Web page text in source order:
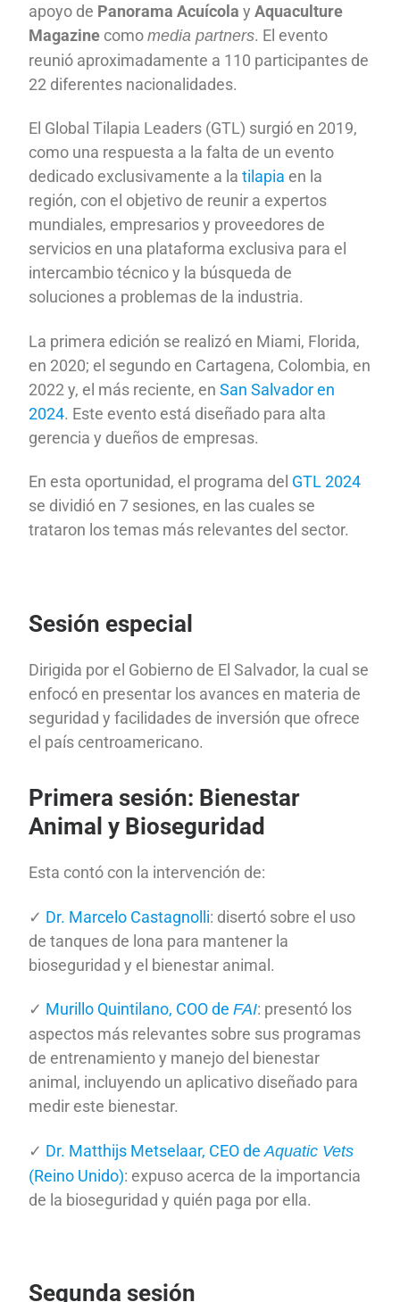
apoyo de Panorama AcuícolayAquaculture
Magazine comomedia partners. El evento
reunió aproximadamente a 110 participantes de
22 diferentes nacionalidades.
El Global Tilapia Leaders (GTL) surgió en 2019,
como una respuesta a la falta de un evento
dedicado exclusivamente a latilapia en la
región, con el objetivo de reunir a expertos
mundiales, empresarios y proveedores de
servicios en una plataforma exclusiva para el
intercambio técnico y la búsqueda de
soluciones a problemas de la industria.
La primera edición se realizó en Miami, Florida,
en 2020; el segundo en Cartagena, Colombia, en
2022 y, el más reciente, enSan Salvador en
2024. Este evento está diseñado para alta
gerencia y dueños de empresas.
En esta oportunidad, el programa del GTL 2024
se dividió en 7 sesiones, en las cuales se
trataron los temas más relevantes del sector.
Sesión especial
Dirigida por el Gobierno de El Salvador, la cual se
enfocó en presentar los avances en materia de
seguridad y facilidades de inversión que ofrece
el país centroamericano.
Primera sesión: Bienestar
Animal y Bioseguridad
Esta contó con la intervención de:
✓ Dr. Marcelo Castagnolli: disertó sobre el uso
de tanques de lona para mantener la
bioseguridad y el bienestar animal.
✓ Murillo Quintilano, COO deFAI: presentó los
aspectos más relevantes sobre sus programas
de entrenamiento y manejo del bienestar
animal, incluyendo un aplicativo diseñado para
medir este bienestar.
✓ Dr. Matthijs Metselaar, CEO deAquatic Vets
(Reino Unido): expuso acerca de la importancia
de la bioseguridad y quién paga por ella.
Segunda sesión